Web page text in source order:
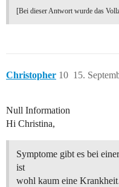
[Bei dieser Antwort wurde das
Christopher 15.
10
Null Information
Hi Christina,
Symptome gibt es bei
ist
wohl kaum eine